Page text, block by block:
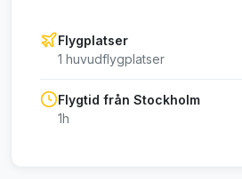
Flygplatser
1 huvudflygplatser
Flygtid från Stockholm
1h